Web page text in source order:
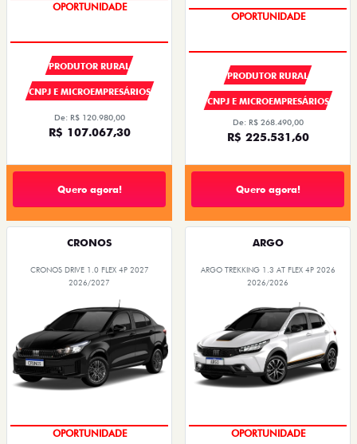
SUPER DESCONTO
PRODUTOR RURAL
CNPJ E MICROEMPRESÁRIOS
De: R$ 120.980,00
R$ 107.067,30
Quero agora!
SUPER DESCONTO
PRODUTOR RURAL
CNPJ E MICROEMPRESÁRIOS
De: R$ 268.490,00
R$ 225.531,60
Quero agora!
CRONOS
CRONOS DRIVE 1.0 FLEX 4P 2027
2026/2027
OPORTUNIDADE
ARGO
ARGO TREKKING 1.3 AT FLEX 4P 2026
2026/2026
SUPER DESCONTO